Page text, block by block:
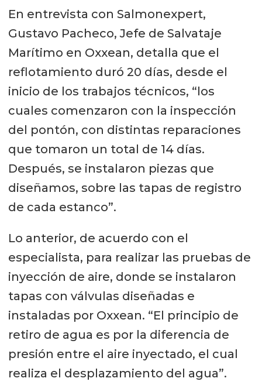
En entrevista con Salmonexpert,
Gustavo Pacheco, Jefe de Salvataje
Marítimo en Oxxean, detalla que el
reflotamiento duró 20 días, desde el
inicio de los trabajos técnicos, “los
cuales comenzaron con la inspección
del pontón, con distintas reparaciones
que tomaron un total de 14 días.
Después, se instalaron piezas que
diseñamos, sobre las tapas de registro
de cada estanco”.
Lo anterior, de acuerdo con el
especialista, para realizar las pruebas de
inyección de aire, donde se instalaron
tapas con válvulas diseñadas e
instaladas por Oxxean. “El principio de
retiro de agua es por la diferencia de
presión entre el aire inyectado, el cual
realiza el desplazamiento del agua”.